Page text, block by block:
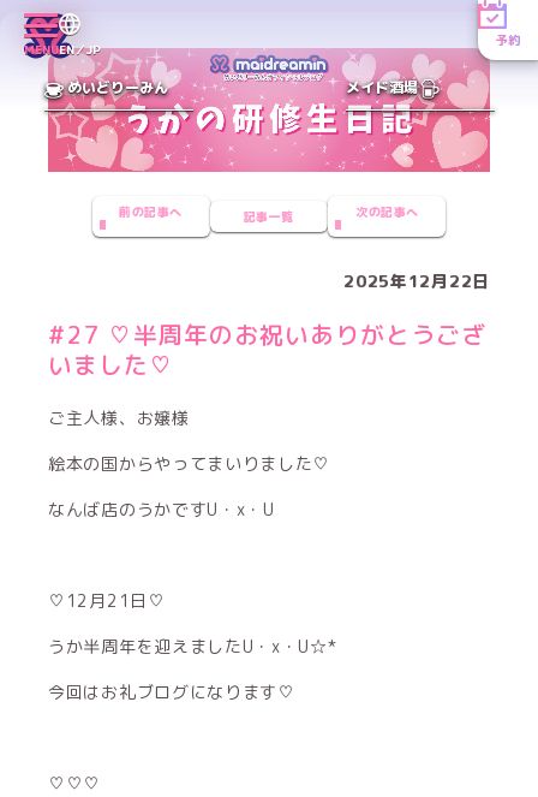
MENUEN／JP
予約
めいどりーみん メイド酒場
前の記事へ 記事一覧 次の記事へ
2025年12月22日
#27 ♡半周年のお祝いありがとうござ
いました♡
ご主人様、お嬢様
絵本の国からやってまいりました♡
なんば店のうかですU・x・U
♡12月21日♡
うか半周年を迎えましたU・x・U☆*
今回はお礼ブログになります♡
♡♡♡